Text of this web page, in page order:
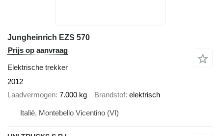
Jungheinrich EZS 570
Prijs op aanvraag
Elektrische trekker
2012
Laadvermogen 7.000 kg Brandstof elektrisch
Italië, Montebello Vicentino (VI)